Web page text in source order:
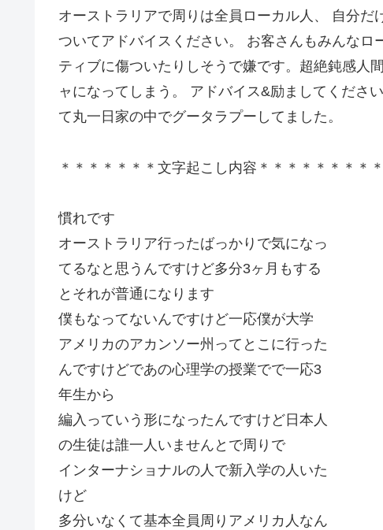
オーストラリアで周りは全員ローカル人、 自分
ついてアドバイスください。 お客さんもみんな
ティブに傷ついたりしそうで嫌です。超絶鈍感人
ャになってしまう。 アドバイス&励ましてくださ
て丸一日家の中でグータラプーしてました。
＊＊＊＊＊＊＊文字起こし内容＊＊＊＊＊＊＊＊
慣れです
オーストラリア行ったばっかりで気になっ
てるなと思うんですけど多分3ヶ月もする
とそれが普通になります
僕もなってないんですけど一応僕が大学
アメリカのアカンソー州ってとこに行った
んですけどであの心理学の授業でで一応3
年生から
編入っていう形になったんですけど日本人
の生徒は誰一人いませんとで周りで
インターナショナルの人で新入学の人いた
けど
多分いなくて基本全員周りアメリカ人なん